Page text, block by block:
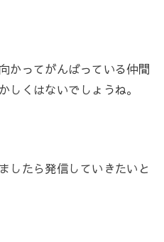
かってがんばっている仲間
しくはないでしょうね。
したら発信していきたいと